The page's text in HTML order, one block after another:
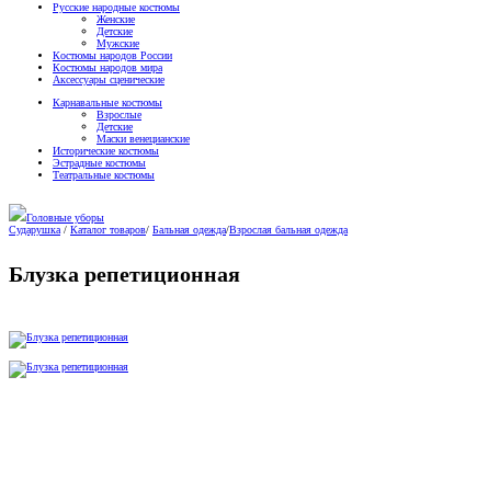
Русские народные костюмы
Женские
Детские
Мужские
Костюмы народов России
Костюмы народов мира
Аксессуары сценические
Карнавальные костюмы
Взрослые
Детские
Маски венецианские
Исторические костюмы
Эстрадные костюмы
Театральные костюмы
Головные уборы
Сударушка / Каталог товаров/ Бальная одежда/Взрослая бальная одежда
Блузка репетиционная